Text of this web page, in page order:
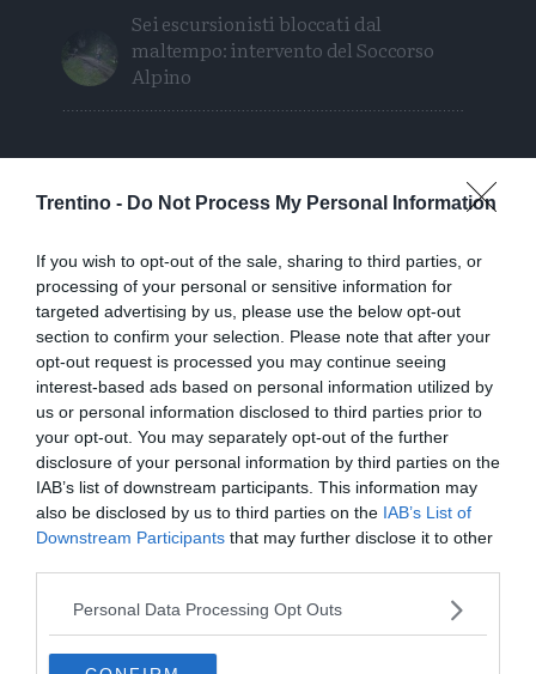
Trentino - Do Not Process My Personal Information
If you wish to opt-out of the sale, sharing to third parties, or
processing of your personal or sensitive information for
targeted advertising by us, please use the below opt-out
section to confirm your selection. Please note that after your
opt-out request is processed you may continue seeing
interest-based ads based on personal information utilized by
us or personal information disclosed to third parties prior to
your opt-out. You may separately opt-out of the further
disclosure of your personal information by third parties on the
IAB’s list of downstream participants. This information may
also be disclosed by us to third parties on the IAB’s List of
Downstream Participants that may further disclose it to other
Personal Data Processing Opt Outs
Sei escursionisti bloccati dal
maltempo: intervento del Soccorso
Alpino
Video